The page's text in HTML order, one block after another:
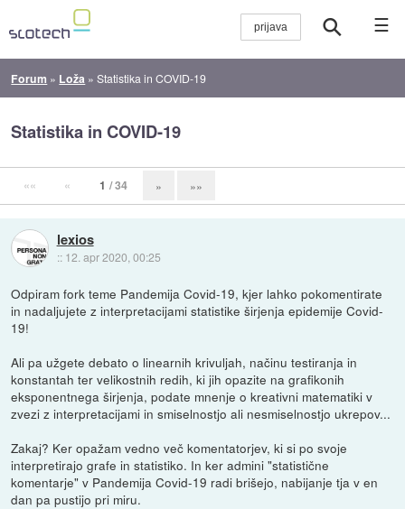
☰
Forum » Loža »Statistika in COVID-19
Statistika in COVID-19
«« « 1 / 34 » »»
lexios
:: 12. apr 2020, 00:25
Odpiram fork teme Pandemija Covid-19, kjer lahko pokomentirate
in nadaljujete z interpretacijami statistike širjenja epidemije Covid-
19!
Ali pa užgete debato o linearnih krivuljah, načinu testiranja in
konstantah ter velikostnih redih, ki jih opazite na grafikonih
eksponentnega širjenja, podate mnenje o kreativni matematiki v
zvezi z interpretacijami in smiselnostjo ali nesmiselnostjo ukrepov...
Zakaj? Ker opažam vedno več komentatorjev, ki si po svoje
interpretirajo grafe in statistiko. In ker admini "statistične
komentarje" v Pandemija Covid-19 radi brišejo, nabijanje tja v en
dan pa pustijo pri miru.